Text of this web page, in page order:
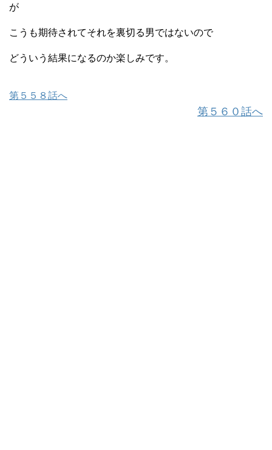
が
こうも期待されてそれを裏切る男ではないので
どういう結果になるのか楽しみです。
第５５８話へ
第５６０話へ